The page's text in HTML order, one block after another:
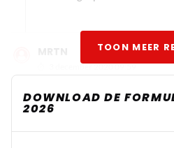
3 december 2020 09:59
er technieken uitgelegd gaan
TOON MEER
DOWNLOAD DE
2026